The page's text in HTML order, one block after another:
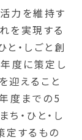
力を維持す
を実現する
・しごと創
度に策定し
迎えること
度までの5
・ひと・し
定するもの